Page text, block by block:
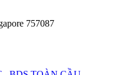
757087